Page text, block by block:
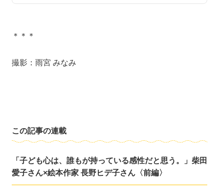
＊＊＊
撮影：雨宮 みなみ
この記事の連載
「子ども心は、誰もが持っている感性だと思う。」柴田
愛子さん×絵本作家 長野ヒデ子さん〈前編〉